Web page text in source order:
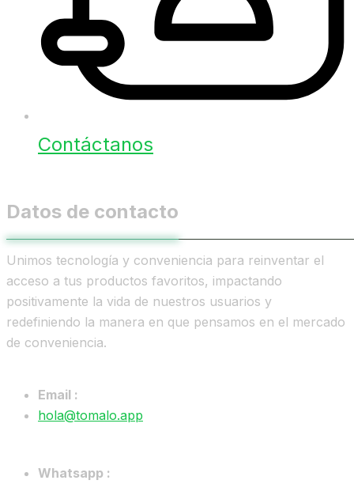
Contáctanos
Datos de contacto
Unimos tecnología y conveniencia para reinventar el
acceso a tus productos favoritos, impactando
positivamente la vida de nuestros usuarios y
redefiniendo la manera en que pensamos en el mercado
de conveniencia.
Email :
hola@tomalo.app
Whatsapp :